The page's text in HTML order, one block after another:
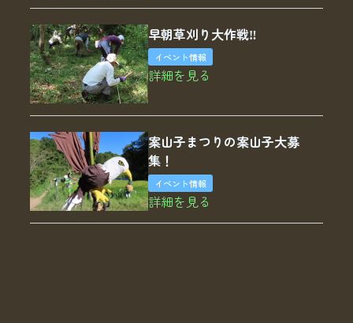
早朝草刈り大作戦‼
イベント情報
詳細を見る
案山子まつりの案山子大募
集！
イベント情報
詳細を見る